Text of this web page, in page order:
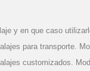
y en que caso
para transporte.
customizados.